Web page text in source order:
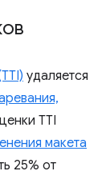
удаляется
TTI
макета
25% от